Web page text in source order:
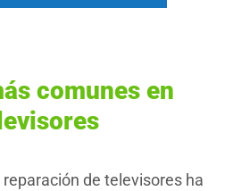
comunes en
de televisores ha